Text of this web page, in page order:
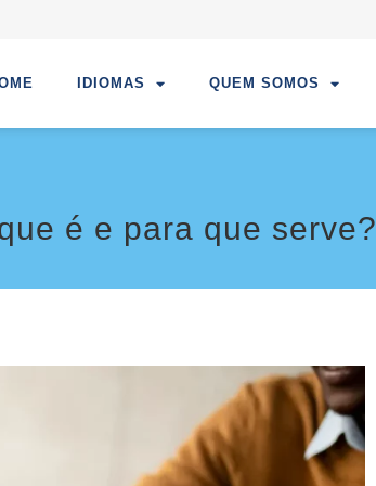
IDIOMAS QUEM SOMOS
é e para que serve?